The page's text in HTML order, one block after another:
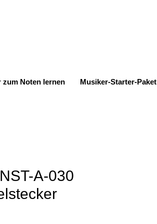
Noten lernen Musiker-Starter-Paket
A-030